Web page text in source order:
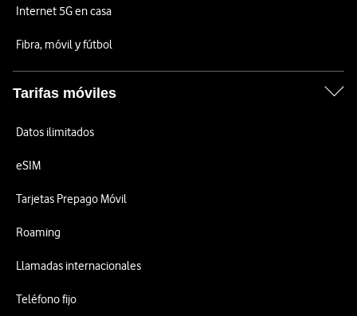
Internet 5G en casa
Fibra, móvil y fútbol
Tarifas móviles
Datos ilimitados
eSIM
Tarjetas Prepago Móvil
Roaming
Llamadas internacionales
Teléfono fijo